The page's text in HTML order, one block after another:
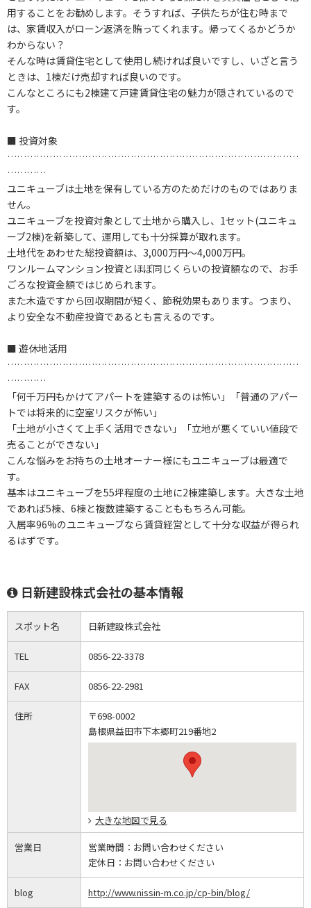
用することをお勧めします。そうすれば、子供たちが住む時まで
は、家賃収入がローン返済を賄ってくれます。帰ってくるかどうか
わからない？
そんな時は賃貸住宅として使用し続ければ良いですし、いざと言う
ときは、1棟だけ売却すれば良いのです。
こんなところにも2棟建て戸建賃貸住宅の魅力が隠されているので
す。
■ 投資対象
………………………………………………………………………………
…………
ユニキューブは土地を保有している方のためだけのものではありま
せん。
ユニキューブを投資対象として土地から購入し、1セット(ユニキュ
ーブ2棟)を新築して、運用しても十分採算が取れます。
土地代をあわせた総投資額は、3,000万円～4,000万円。
ワンルームマンション投資とほぼ同じくらいの投資額なので、お手
ごろな投資金額ではじめられます。
また木造ですから回収期間が短く、節税効果もあります。つまり、
より安全な不動産投資であるとも言えるのです。
■ 遊休地活用
………………………………………………………………………………
…………
「何千万円もかけてアパートを建築するのは怖い」「普通のアパー
トでは将来的に空室リスクが怖い」
「土地が小さくて上手く活用できない」「立地が悪くていい値段で
売ることができない」
こんな悩みをお持ちの土地オーナー様にもユニキューブは最適で
す。
基本はユニキューブを55坪程度の土地に2棟建築します。大きな土地
であれば5棟、6棟と複数建築することももちろん可能。
入居率96%のユニキューブなら賃貸経営として十分な収益が得られ
るはずです。
日新建設株式会社の基本情報
スポット名 日新建設株式会社
TEL 0856-22-3378
FAX 0856-22-2981
住所
〒698-0002
島根県益田市下本郷町219番地2
大きな地図で見る
営業日 営業時間： お問い合わせください
定休日： お問い合わせください
blog http://www.nissin-m.co.jp/cp-bin/blog/